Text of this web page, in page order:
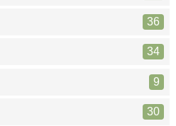
36
34
9
30